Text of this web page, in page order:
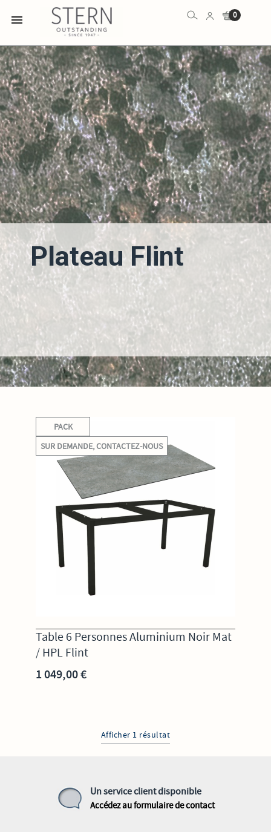
 0
Plateau Flint
Table 6 Personnes Aluminium Noir Mat
/ HPL Flint
1 049,00 €
PACK
SUR DEMANDE, CONTACTEZ-NOUS
Afficher 1 résultat
Un service client disponible
Accédez au formulaire de contact